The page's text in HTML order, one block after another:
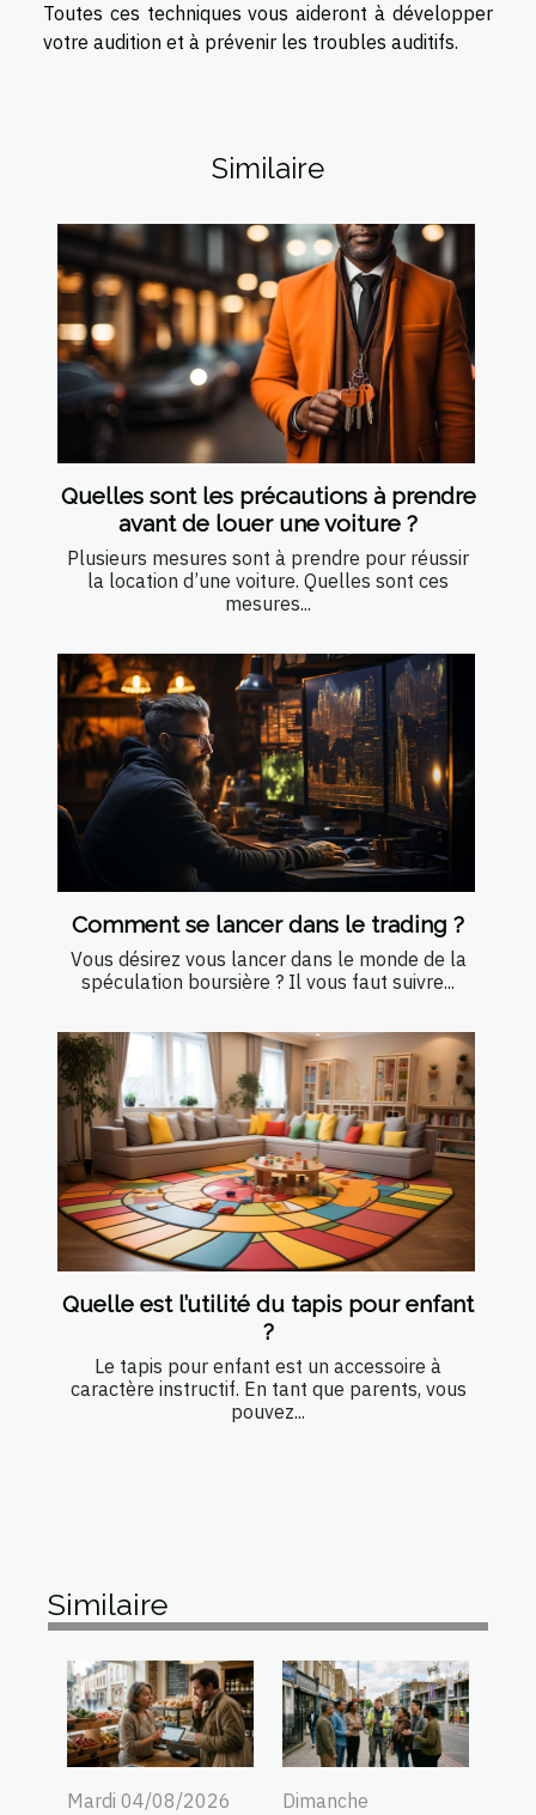
Toutes ces techniques vous aideront à développer
votre audition et à prévenir les troubles auditifs.
Similaire
Quelles sont les précautions à prendre
avant de louer une voiture ?
Plusieurs mesures sont à prendre pour réussir
la location d’une voiture. Quelles sont ces
mesures...
Comment se lancer dans le trading ?
Vous désirez vous lancer dans le monde de la
spéculation boursière ? Il vous faut suivre...
Quelle est l’utilité du tapis pour enfant
?
Le tapis pour enfant est un accessoire à
caractère instructif. En tant que parents, vous
pouvez...
Similaire
Mardi 04/08/2026 Dimanche